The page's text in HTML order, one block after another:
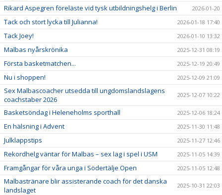
Rikard Aspegren föreläste vid tysk utbildningshelg i Berlin 2026-01-20
Tack och stort lycka till Julianna! 2026-01-18 17:40
Tack Joey! 2026-01-10 13:32
Malbas nyårskrönika 2025-12-31 08:19
Första basketmatchen... 2025-12-19 20:49
Nu i shoppen! 2025-12-09 21:09
Sex Malbascoacher utsedda till ungdomslandslagens
coachstaber 2026
2025-12-07 10:22
Basketsöndag i Heleneholms sporthall 2025-12-06 18:24
En hälsning i Advent 2025-11-30 11:48
Julklappstips 2025-11-27 12:46
Rekordhelg väntar för Malbas – sex lag i spel i USM 2025-11-05 14:39
Framgångar för våra unga i Södertälje Open 2025-11-05 12:48
Malbastränare blir assisterande coach för det danska
landslaget
2025-10-31 22:03